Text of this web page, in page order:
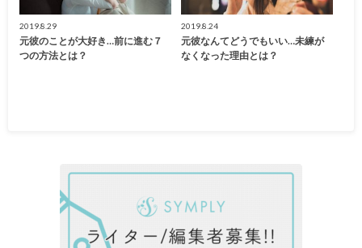
2019.8.29
元彼のことが大好き…前に進む７
つの方法とは？
2019.8.24
元彼なんてどうでもいい…未練が
なくなった理由とは？